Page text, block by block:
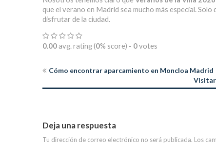
que el verano en Madrid sea mucho más especial.
disfrutar de la ciudad.
0.00 avg. rating (0% score) - 0votes
Cómo encontrar aparcamiento en Moncloa Madrid
Visitar
Deja una respuesta
Tu dirección de correo electrónico no será publicada. Los